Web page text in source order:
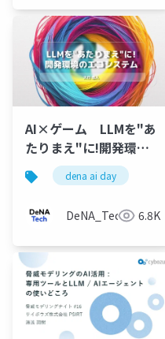
AI×ゲーム LLMを"あ
たりまえ"に!開発環境
のエコシステム
dena ai day
DeNA_Tech 6.8K